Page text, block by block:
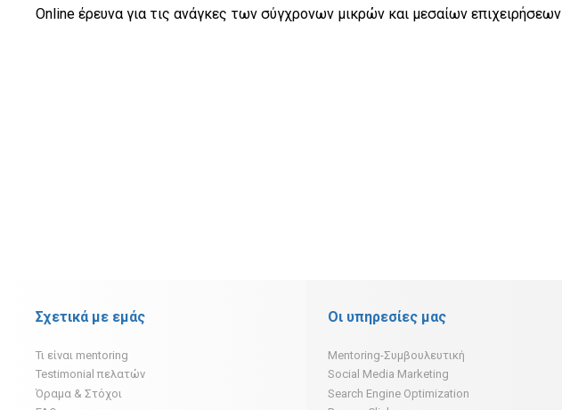
Online έρευνα για τις ανάγκες των σύγχρονων μικρών και μεσαίων επιχειρήσεων
Σχετικά με εμάς
Τι είναι mentoring
Testimonial πελατών
Όραμα & Στόχοι
Οι υπηρεσίες μας
Mentoring-Συμβουλευτική
Social Media Marketing
Search Engine Optimization